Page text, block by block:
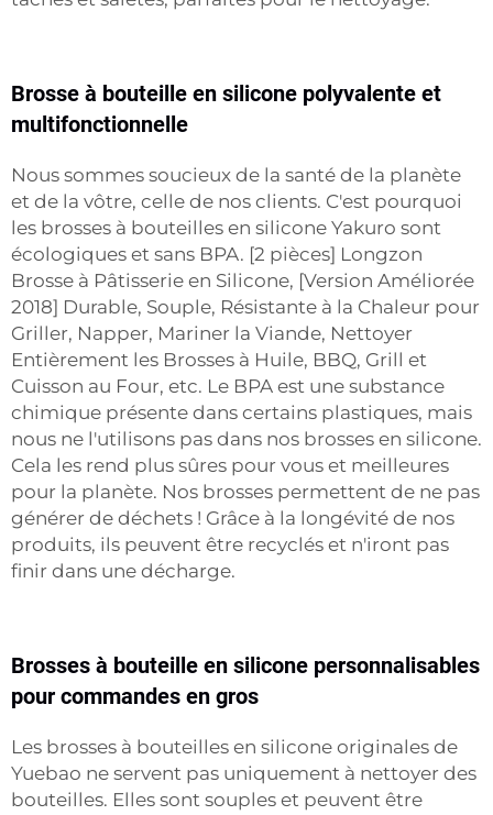
Brosse à bouteille en silicone polyvalente et
multifonctionnelle
Nous sommes soucieux de la santé de la planète
et de la vôtre, celle de nos clients. C'est pourquoi
les brosses à bouteilles en silicone Yakuro sont
écologiques et sans BPA. [2 pièces] Longzon
Brosse à Pâtisserie en Silicone, [Version Améliorée
2018] Durable, Souple, Résistante à la Chaleur pour
Griller, Napper, Mariner la Viande, Nettoyer
Entièrement les Brosses à Huile, BBQ, Grill et
Cuisson au Four, etc. Le BPA est une substance
chimique présente dans certains plastiques, mais
nous ne l'utilisons pas dans nos brosses en silicone.
Cela les rend plus sûres pour vous et meilleures
pour la planète. Nos brosses permettent de ne pas
générer de déchets ! Grâce à la longévité de nos
produits, ils peuvent être recyclés et n'iront pas
finir dans une décharge.
Brosses à bouteille en silicone personnalisables
pour commandes en gros
Les brosses à bouteilles en silicone originales de
Yuebao ne servent pas uniquement à nettoyer des
bouteilles. Elles sont souples et peuvent être